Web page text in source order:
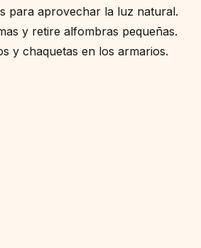
para aprovechar la luz natural.
y retire alfombras pequeñas.
y chaquetas en los armarios.